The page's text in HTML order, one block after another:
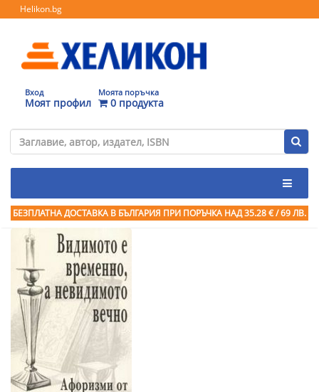
Helikon.bg
Вход
Моят профил
Моята поръчка
0 продукта
БЕЗПЛАТНА ДОСТАВКА В БЪЛГАРИЯ ПРИ ПОРЪЧКА НАД 35.28 € / 69 ЛВ.